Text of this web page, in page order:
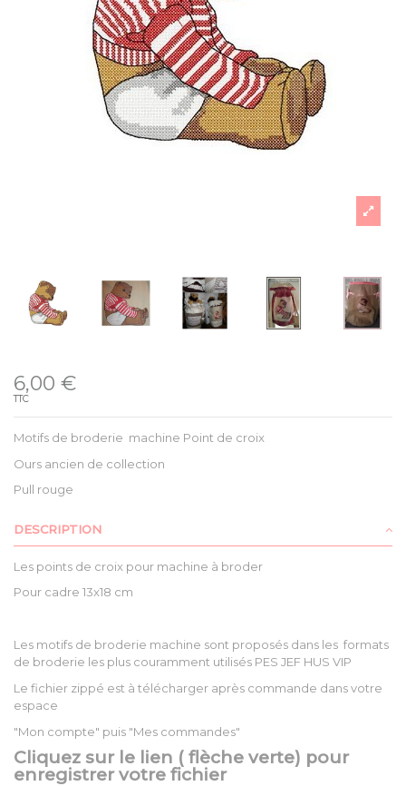
6,00 €
TTC
Motifs de broderie machine Point de croix
Ours ancien de collection
Pull rouge
DESCRIPTION
Les points de croix pour machine à broder
Pour cadre 13x18 cm
Les motifs de broderie machine sont proposés dans les formats
de broderie les plus couramment utilisés PES JEF HUS VIP
Le fichier zippé est à télécharger après commande dans votre
espace
"Mon compte" puis "Mes commandes"
Cliquez sur le lien ( flèche verte) pour
enregistrer votre fichier